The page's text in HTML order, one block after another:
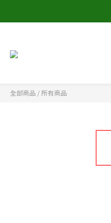
全部商品 / 所有商品